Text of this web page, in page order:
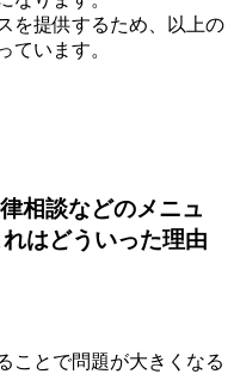
を提供するため、以上の
ています。
相談などのメニュ
はどういった理由
ことで問題が大きくなる